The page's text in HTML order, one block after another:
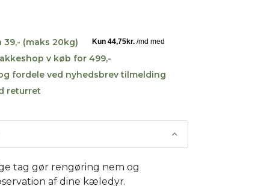
39,- (maks 20kg)
v køb for 499,-
fordele ved nyhedsbrev tilmelding
returret
tag gør rengøring nem og
af dine kæledyr.